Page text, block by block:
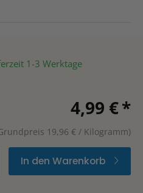
1-3 Werktage
4,99 €*
19,96 € / Kilogramm)
In den Warenkorb